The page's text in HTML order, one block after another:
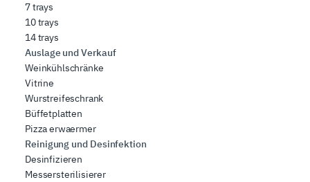
7 trays
10 trays
14 trays
Auslage und Verkauf
Weinkühlschränke
Vitrine
Wurstreifeschrank
Büffetplatten
Pizza erwaermer
Reinigung und Desinfektion
Desinfizieren
Messersterilisierer